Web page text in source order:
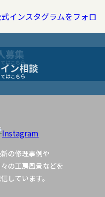
募集
はこちら
ン相談
はこちら
の修理事例や
々の工房風景などを
しています。